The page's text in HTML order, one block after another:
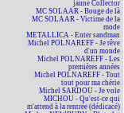
jaune Collector
MC SOLAAR - Bouge de là
MC SOLAAR - Victime de la
mode
METALLICA - Enter sandman
Michel POLNAREFF - Je rêve
d'un monde
Michel POLNAREFF - Les
premières années
Michel POLNAREFF - Tout
tout pour ma chérie
Michel SARDOU - Je vole
MICHOU - Qu'est-ce qui
m'attend à la rentrée (dédicacé)